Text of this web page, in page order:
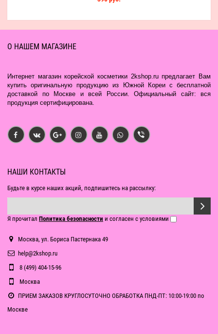
О НАШЕМ МАГАЗИНЕ
Интернет магазин корейской косметики 2kshop.ru предлагает Вам
купить оригинальную продукцию из Южной Кореи с бесплатной
доставкой по Москве и всей России. Официальный сайт: вся
продукция сертифицирована.
НАШИ КОНТАКТЫ
Будьте в курсе наших акций, подпишитесь на рассылку:
Я прочитал Политика безопасности и согласен с условиями
Москва, ул. Бориса Пастернака 49
help@2kshop.ru
8 (499) 404-15-96
Москва
ПРИЕМ ЗАКАЗОВ КРУГЛОСУТОЧНО ОБРАБОТКА ПНД-ПТ: 10:00-19:00 по
Москве